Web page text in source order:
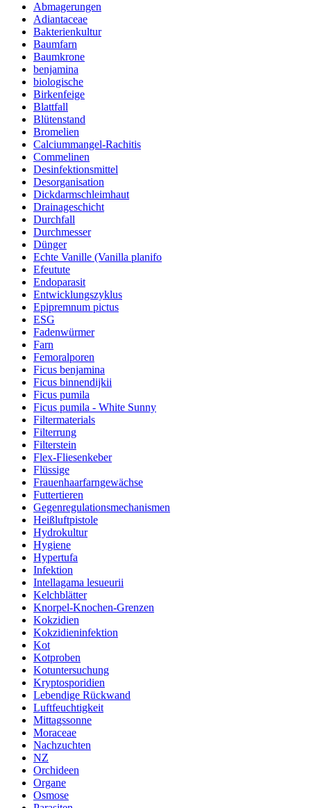
Abmagerungen
Adiantaceae
Bakterienkultur
Baumfarn
Baumkrone
benjamina
biologische
Birkenfeige
Blattfall
Blütenstand
Bromelien
Calciummangel-Rachitis
Commelinen
Desinfektionsmittel
Desorganisation
Dickdarmschleimhaut
Drainageschicht
Durchfall
Durchmesser
Dünger
Echte Vanille (Vanilla planifo
Efeutute
Endoparasit
Entwicklungszyklus
Epipremnum pictus
ESG
Fadenwürmer
Farn
Femoralporen
Ficus benjamina
Ficus binnendijkii
Ficus pumila
Ficus pumila - White Sunny
Filtermaterials
Filterrung
Filterstein
Flex-Fliesenkeber
Flüssige
Frauenhaarfarngewächse
Futtertieren
Gegenregulationsmechanismen
Heißluftpistole
Hydrokultur
Hygiene
Hypertufa
Infektion
Intellagama lesueurii
Kelchblätter
Knorpel-Knochen-Grenzen
Kokzidien
Kokzidieninfektion
Kot
Kotproben
Kotuntersuchung
Kryptosporidien
Lebendige Rückwand
Luftfeuchtigkeit
Mittagssonne
Moraceae
Nachzuchten
NZ
Orchideen
Organe
Osmose